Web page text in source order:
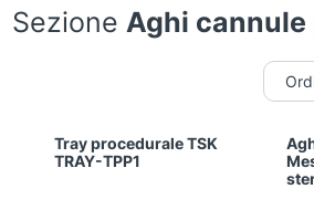
Sezione Aghi
Tray procedurale TSK
TRAY-TPP1